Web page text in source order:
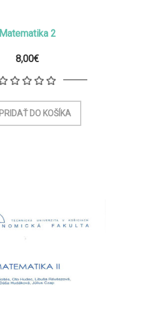
Matematika 2
8,00€